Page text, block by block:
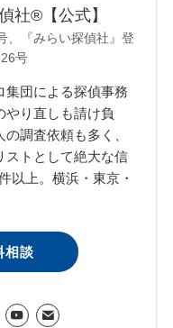
社®︎【公式】
、『みらい探偵社』登
号
集団による探偵事務
やり直しも請け負
調査依頼も多く、
ストとして絶大な信
以上。横浜・東京・
相談